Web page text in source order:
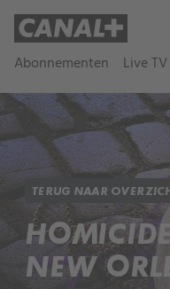
Abonnementen Live TV
TERUG NAAR
NEW